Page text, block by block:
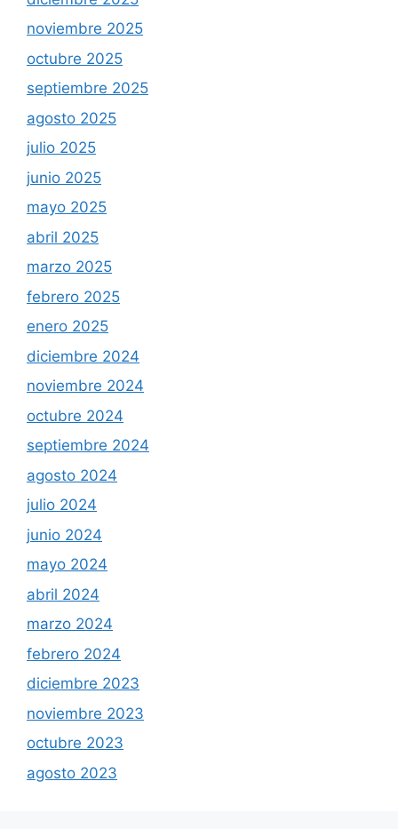
noviembre 2025
octubre 2025
septiembre 2025
agosto 2025
julio 2025
junio 2025
mayo 2025
abril 2025
marzo 2025
febrero 2025
enero 2025
diciembre 2024
noviembre 2024
octubre 2024
septiembre 2024
agosto 2024
julio 2024
junio 2024
mayo 2024
abril 2024
marzo 2024
febrero 2024
diciembre 2023
noviembre 2023
octubre 2023
agosto 2023